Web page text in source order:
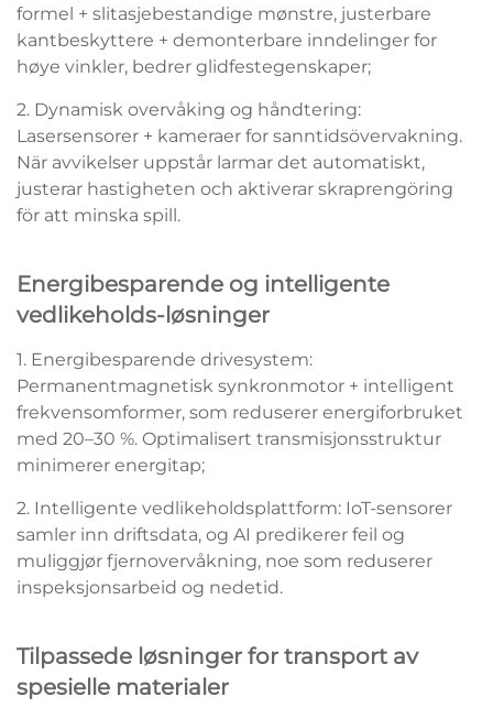
formel + slitasjebestandige mønstre, justerbare
kantbeskyttere + demonterbare inndelinger for
høye vinkler, bedrer glidfestegenskaper;
2. Dynamisk overvåking og håndtering:
Lasersensorer + kameraer for sanntidsövervakning.
När avvikelser uppstår larmar det automatiskt,
justerar hastigheten och aktiverar skraprengöring
för att minska spill.
Energibesparende og intelligente
vedlikeholds-løsninger
1. Energibesparende drivesystem:
Permanentmagnetisk synkronmotor + intelligent
frekvensomformer, som reduserer energiforbruket
med 20–30 %. Optimalisert transmisjonsstruktur
minimerer energitap;
2. Intelligente vedlikeholdsplattform: IoT-sensorer
samler inn driftsdata, og AI predikerer feil og
muliggjør fjernovervåkning, noe som reduserer
inspeksjonsarbeid og nedetid.
Tilpassede løsninger for transport av
spesielle materialer